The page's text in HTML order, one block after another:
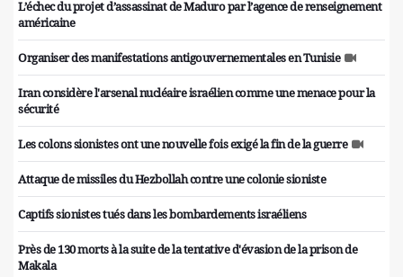
L’échec du projet d’assassinat de Maduro par l’agence de renseignement
américaine
Organiser des manifestations antigouvernementales en Tunisie
Iran considère l'arsenal nucléaire israélien comme une menace pour la
sécurité
Les colons sionistes ont une nouvelle fois exigé la fin de la guerre
Attaque de missiles du Hezbollah contre une colonie sioniste
Captifs sionistes tués dans les bombardements israéliens
Près de 130 morts à la suite de la tentative d'évasion de la prison de
Makala